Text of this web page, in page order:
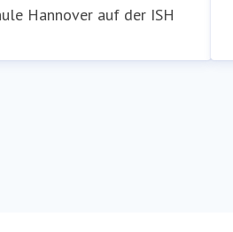
Hannover auf der ISH